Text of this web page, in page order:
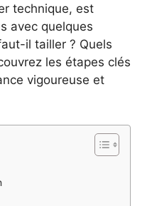
technique, est
avec quelques
il tailler ? Quels
les étapes clés
vigoureuse et